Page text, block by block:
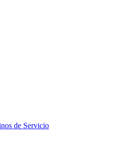
de Servicio